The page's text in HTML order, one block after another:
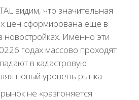
видим, что значительная
цен сформирована ещё в
новостройках. Именно эти
годах массово проходят
в кадастровую
новый уровень рынка.
не «разгоняется